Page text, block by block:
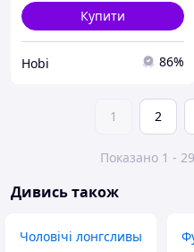
Купити
Hobi 86%
1 2
Показано 1 -
Дивись також
Чоловічі лонгсливы